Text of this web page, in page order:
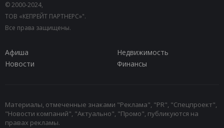
© 2000-2024,
ТОВ «КЕПРЕЙТ ПАРТНЕРС»".
Все права защищены.
Афиша
Недвижимость
Новости
Финансы
Материалы, отмеченные знаками "Реклама", "PR", "Спецпроект",
"Новости компаний", "Актуально", "Промо", публикуются на
правах рекламы.